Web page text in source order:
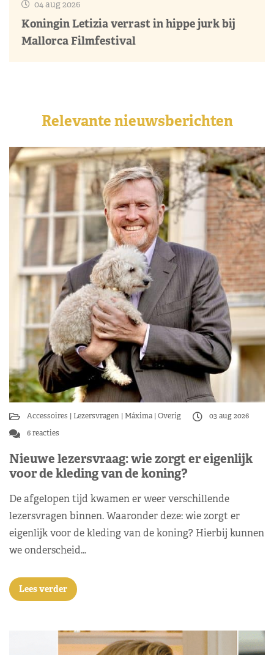
04 aug 2026
Koningin Letizia verrast in hippe jurk bij
Mallorca Filmfestival
Relevante nieuwsberichten
Accessoires Lezersvragen Máxima Overig
03 aug 2026
6 reacties
Nieuwe lezersvraag: wie zorgt er eigenlijk
voor de kleding van de koning?
De afgelopen tijd kwamen er weer verschillende
lezersvragen binnen. Waaronder deze: wie zorgt er
eigenlijk voor de kleding van de koning? Hierbij kunnen
we onderscheid…
Lees verder